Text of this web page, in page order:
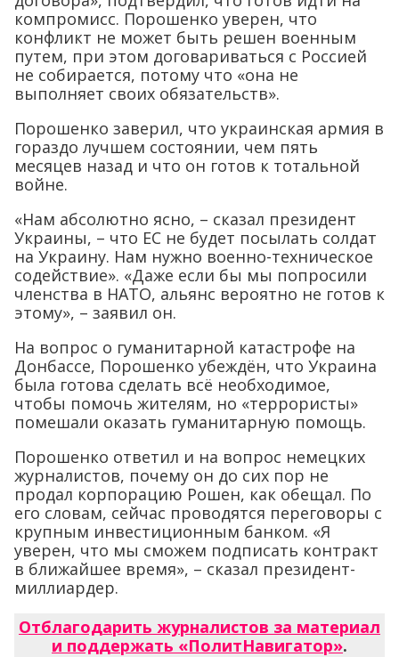
компромисс. Порошенко уверен, что
конфликт не может быть решен военным
путем, при этом договариваться с Россией
не собирается, потому что «она не
выполняет своих обязательств».
Порошенко заверил, что украинская армия в
гораздо лучшем состоянии, чем пять
месяцев назад и что он готов к тотальной
войне.
«Нам абсолютно ясно, – сказал президент
Украины, – что ЕС не будет посылать солдат
на Украину. Нам нужно военно-техническое
содействие». «Даже если бы мы попросили
членства в НАТО, альянс вероятно не готов к
этому», – заявил он.
На вопрос о гуманитарной катастрофе на
Донбассе, Порошенко убеждён, что Украина
была готова сделать всё необходимое,
чтобы помочь жителям, но «террористы»
помешали оказать гуманитарную помощь.
Порошенко ответил и на вопрос немецких
журналистов, почему он до сих пор не
продал корпорацию Рошен, как обещал. По
его словам, сейчас проводятся переговоры с
крупным инвестиционным банком. «Я
уверен, что мы сможем подписать контракт
в ближайшее время», – сказал президент-
миллиардер.
Отблагодарить журналистов за материал
и поддержать «ПолитНавигатор».